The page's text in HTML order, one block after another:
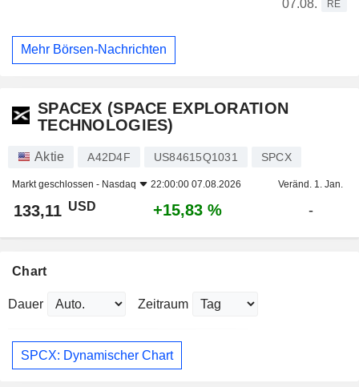
07.08. RE
Mehr Börsen-Nachrichten
SPACEX (SPACE EXPLORATION
TECHNOLOGIES)
Aktie A42D4F US84615Q1031 SPCX
Markt geschlossen - Nasdaq 22:00:00 07.08.2026 Veränd. 1. Jan.
133,11 USD +15,83 % -
Chart
Dauer Zeitraum
SPCX: Dynamischer Chart